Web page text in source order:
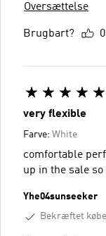
Oversættelse
Brugbart? 0
very flexible
Farve: White
comfortable
up in the sale
Yhe04sunseeker
Bekræftet